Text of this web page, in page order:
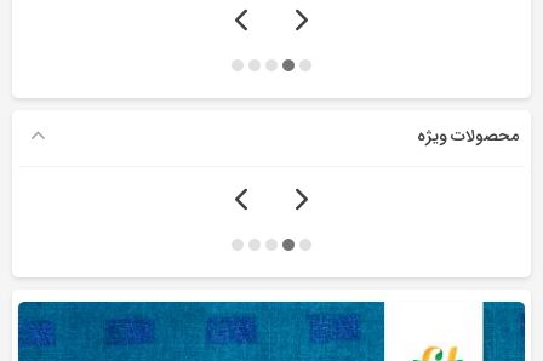
محصولات ویژه